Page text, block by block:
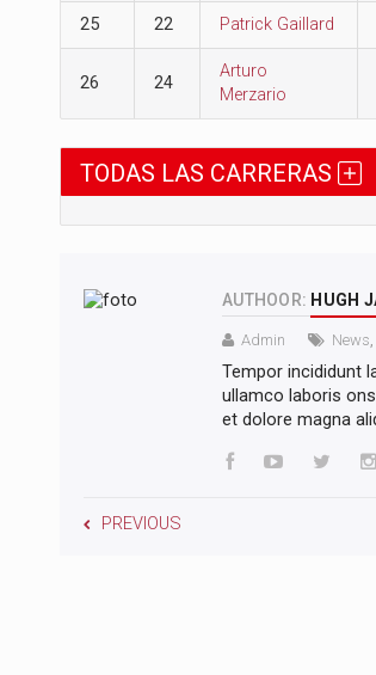
25 22 Patrick Gaillard
26 24
Arturo
Merzario
TODAS LAS CARRERAS
AUTHOOR: HUGH
Admin News,
Tempor incididunt
ullamco laboris
et dolore magna
PREVIOUS